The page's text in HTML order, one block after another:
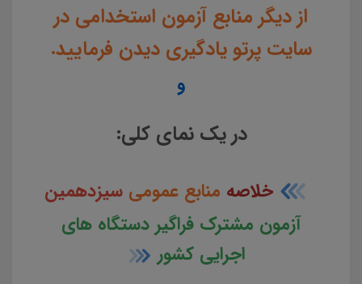
از دیگر منابع آزمون استخدامی در
سایت پرتو یادگیری دیدن فرمایید.
و
در یک نمای کلی:
خلاصه منابع عمومیسیزدهمین
آزمون مشترک فراگیر دستگاه های
اجرایی کشور